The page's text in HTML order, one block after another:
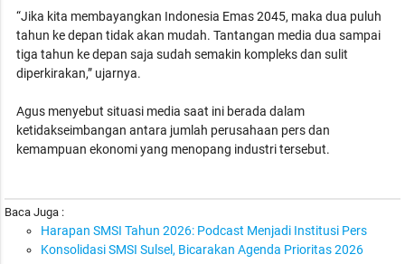
“Jika kita membayangkan Indonesia Emas 2045, maka dua puluh
tahun ke depan tidak akan mudah. Tantangan media dua sampai
tiga tahun ke depan saja sudah semakin kompleks dan sulit
diperkirakan,” ujarnya.
Agus menyebut situasi media saat ini berada dalam
ketidakseimbangan antara jumlah perusahaan pers dan
kemampuan ekonomi yang menopang industri tersebut.
Baca Juga :
Harapan SMSI Tahun 2026: Podcast Menjadi Institusi Pers
Konsolidasi SMSI Sulsel, Bicarakan Agenda Prioritas 2026